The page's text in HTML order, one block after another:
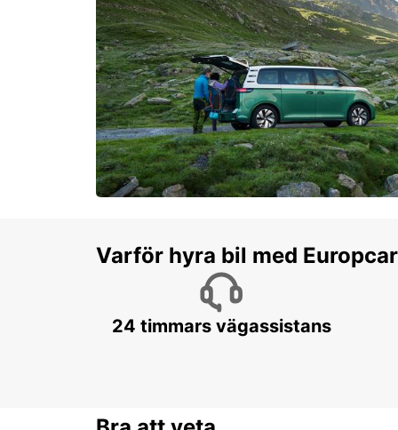
Varför hyra bil med
24 timmars vägassistans